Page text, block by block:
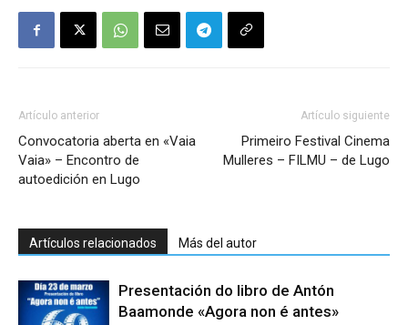
Artículo anterior
Convocatoria aberta en «Vaia
Vaia» – Encontro de
autoedición en Lugo
Artículo siguiente
Primeiro Festival Cinema
Mulleres – FILMU – de Lugo
Artículos relacionados Más del autor
Presentación do libro de Antón
Baamonde «Agora non é antes»